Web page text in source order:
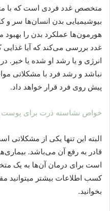
متخصص غدد فردی است که با
بیوشیمیایی بدن انسان‌ها سر و
هورمون‌ها عملکرد بدن را
غدد بررسی می‌کند که آیا غذایی
انرژی و یا رشد او شده یا خیر.
نباشد و رشد فرد با مشکلاتی
پیش روی فرد قرار خواهد داد.
خواص نشاسته ذرت برای پوست
البته این تنها یکی از
قادر به رفع آن می‌باشد.
است برای درمان آن‌ها به یک
کسب اطلاعات بیشتر میتوانید
بخوانید.